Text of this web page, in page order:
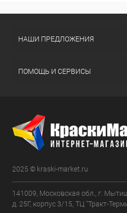
НАШИ ПРЕДЛОЖЕНИЯ
ПОМОЩЬ И СЕРВИСЫ
2025 © kraski-market.ru
141009, Московская обл., г.
д. 25Г, корпус 3/15, ТЦ "Тракт-